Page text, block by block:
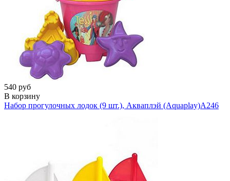
540 руб
В корзину
Набор прогулочных лодок (9 шт.), Акваплэй (Aquaplay)A246